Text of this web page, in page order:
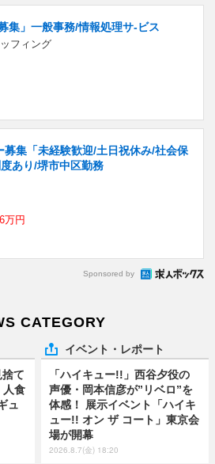
集」一般事務/情報処理サ-ビス
フィング
募集「未経験歓迎/土日祝休み/社会保
あり/堺市中区勤務
万円
Sponsored by
CATEGORY
て
人食
ュ
イベント・レポート
「ハイキュー!!」西谷夕役の
声優・岡本信彦が”リベロ”を
体感！ 展示イベント「ハイキ
ュー!! オン ザ コート」東京会
場が開幕
2026.8.7(金) 18:20